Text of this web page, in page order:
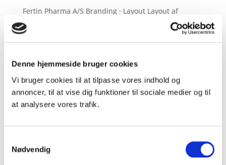
Denne hjemmeside bruger cookies
Vi bruger cookies til at tilpasse vores indhold og
annoncer, til at vise dig funktioner til sociale medier og til
at analysere vores trafik.
Nødvendig
Fertin Pharma A/S Branding · Layout Layout af
Tabletten...
Steno Diabetes Center Odense, OUH
afwurtzgrafisk_admin|maj 22, 2022
Brugerinddragelsesdag i Kolding i November...